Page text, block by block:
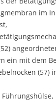
im
ein mit dem
(57)